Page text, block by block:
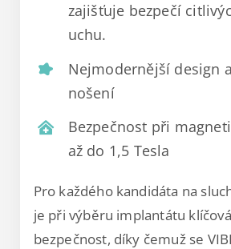
zajišťuje bezpečí
uchu.
Nejmodernější design
nošení
Bezpečnost při
až do 1,5 Tesla
Pro každého kandidáta na
je při výběru implantátu
bezpečnost, díky čemuž se